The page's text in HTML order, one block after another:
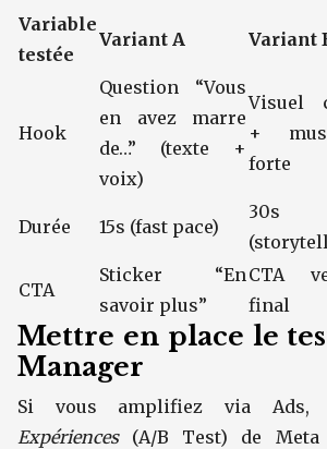
Variable
testée
Variant A Variant
Hook
Question “Vous
en avez marre
de…” (texte +
voix)
Visuel
+
forte
Durée 15s (fast pace)
30s
CTA
Sticker “En
savoir plus”
CTA
final
Mettre en place le
Manager
Si vous amplifiez via Ads,
Expériences(A/B Test) de Meta